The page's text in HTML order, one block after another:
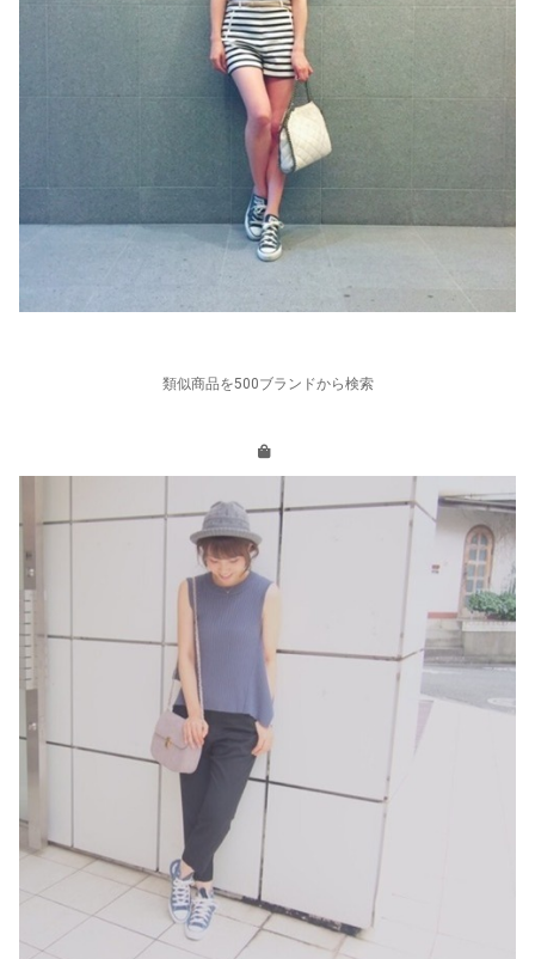
類似商品を500ブランドから検索